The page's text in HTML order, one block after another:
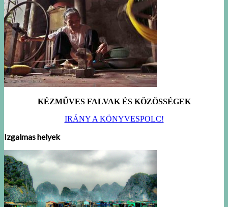
KÉZMŰVES FALVAK ÉS KÖZÖSSÉGEK
IRÁNY A KÖNYVESPOLC!
Izgalmas helyek